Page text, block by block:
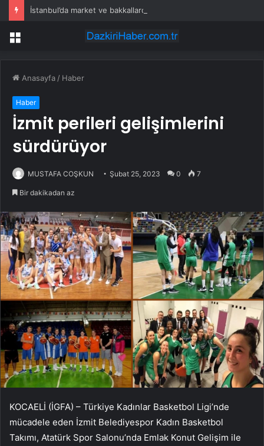
Menü
Anasayfa / Haber
Haber
İzmit perileri gelişimlerini
sürdürüyor
MUSTAFA COŞKUN Şubat 25, 2023 0 7
Bir dakikadan az
KOCAELİ (İGFA) – Türkiye Kadınlar Basketbol Ligi’nde
mücadele eden İzmit Belediyespor Kadın Basketbol
Takımı, Atatürk Spor Salonu’nda Emlak Konut Gelişim ile